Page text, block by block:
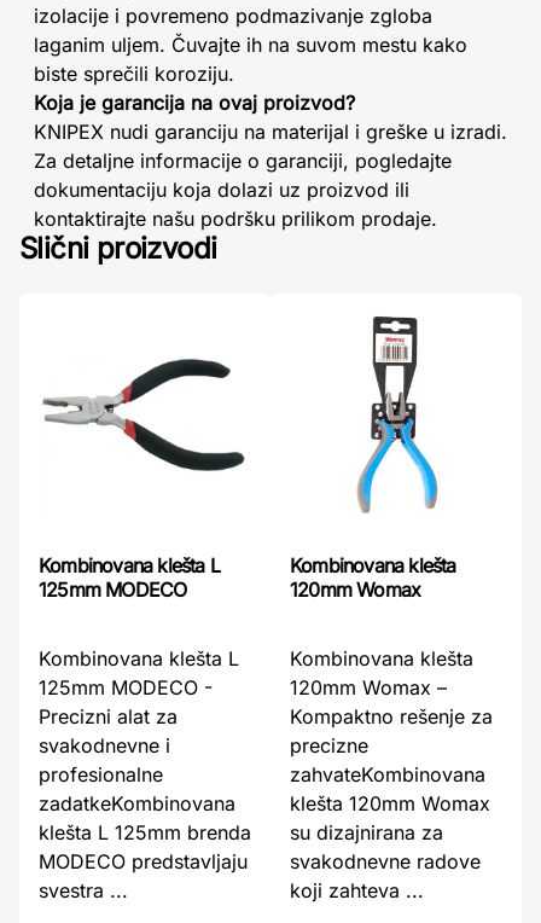
izolacije i povremeno podmazivanje zgloba
laganim uljem. Čuvajte ih na suvom mestu kako
biste sprečili koroziju.
Koja je garancija na ovaj proizvod?
KNIPEX nudi garanciju na materijal i greške u izradi.
Za detaljne informacije o garanciji, pogledajte
dokumentaciju koja dolazi uz proizvod ili
kontaktirajte našu podršku prilikom prodaje.
Slični proizvodi
Kombinovana klešta L
125mm MODECO
Kombinovana klešta L
125mm MODECO -
Precizni alat za
svakodnevne i
profesionalne
zadatkeKombinovana
klešta L 125mm brenda
MODECO predstavljaju
svestra ...
Kombinovana klešta
120mm Womax
Kombinovana klešta
120mm Womax –
Kompaktno rešenje za
precizne
zahvateKombinovana
klešta 120mm Womax
su dizajnirana za
svakodnevne radove
koji zahteva ...